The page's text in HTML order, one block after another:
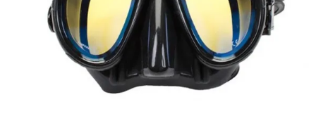
Маски с цветным силиконом
Маски с прозрачным силиконом
Маски с черным силиконом
Аксессуары для очков